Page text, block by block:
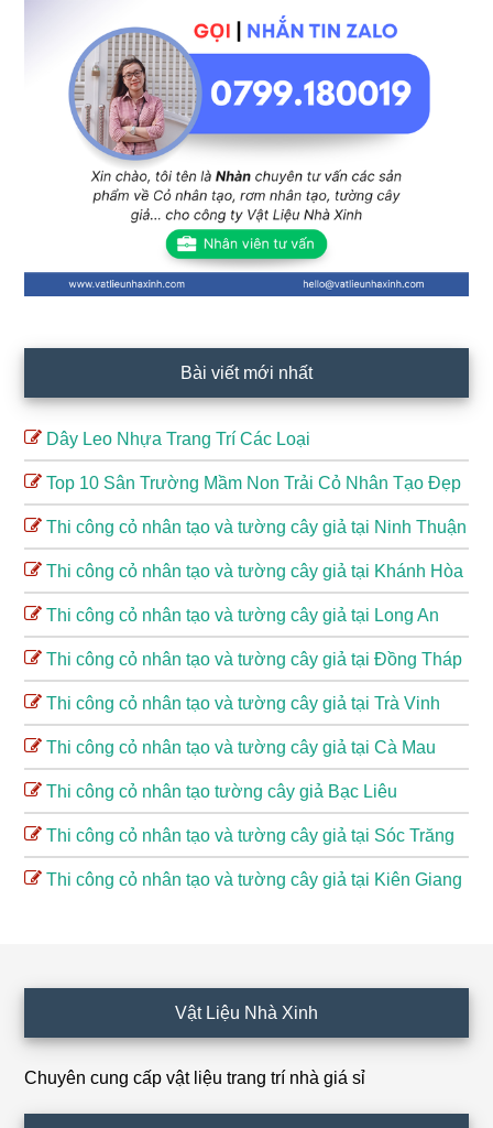
chính
Bài viết mới nhất
Dây Leo Nhựa Trang Trí Các Loại
Top 10 Sân Trường Mầm Non Trải Cỏ Nhân Tạo Đẹp
Thi công cỏ nhân tạo và tường cây giả tại Ninh Thuận
Thi công cỏ nhân tạo và tường cây giả tại Khánh Hòa
Thi công cỏ nhân tạo và tường cây giả tại Long An
Thi công cỏ nhân tạo và tường cây giả tại Đồng Tháp
Thi công cỏ nhân tạo và tường cây giả tại Trà Vinh
Thi công cỏ nhân tạo và tường cây giả tại Cà Mau
Thi công cỏ nhân tạo tường cây giả Bạc Liêu
Thi công cỏ nhân tạo và tường cây giả tại Sóc Trăng
Thi công cỏ nhân tạo và tường cây giả tại Kiên Giang
Vật Liệu Nhà Xinh
Chuyên cung cấp vật liệu trang trí nhà giá sỉ